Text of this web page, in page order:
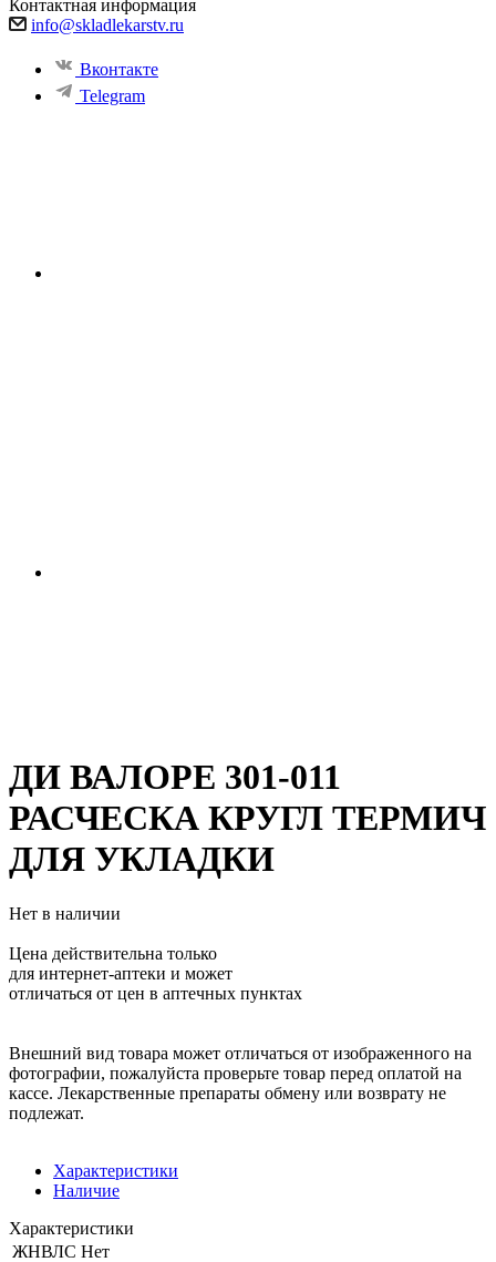
Контактная информация
info@skladlekarstv.ru
Вконтакте
Telegram
ДИ ВАЛОРЕ 301-011
РАСЧЕСКА КРУГЛ ТЕРМИЧ
ДЛЯ УКЛАДКИ
Нет в наличии
Цена действительна только
для интернет-аптеки и может
отличаться от цен в аптечных пунктах
Внешний вид товара может отличаться от изображенного на
фотографии, пожалуйста проверьте товар перед оплатой на
кассе. Лекарственные препараты обмену или возврату не
подлежат.
Характеристики
Наличие
Характеристики
ЖНВЛС Нет